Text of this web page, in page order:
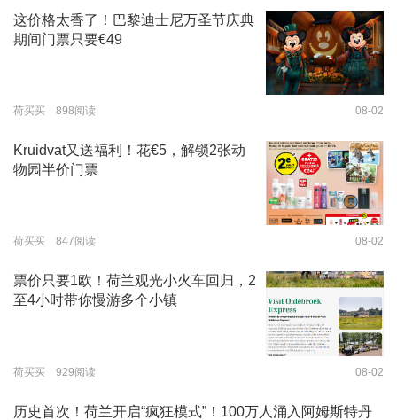
这价格太香了！巴黎迪士尼万圣节庆典
期间门票只要€49
荷买买 898阅读 08-02
Kruidvat又送福利！花€5，解锁2张动
物园半价门票
荷买买 847阅读 08-02
票价只要1欧！荷兰观光小火车回归，2
至4小时带你慢游多个小镇
荷买买 929阅读 08-02
历史首次！荷兰开启“疯狂模式”！100万人涌入阿姆斯特丹